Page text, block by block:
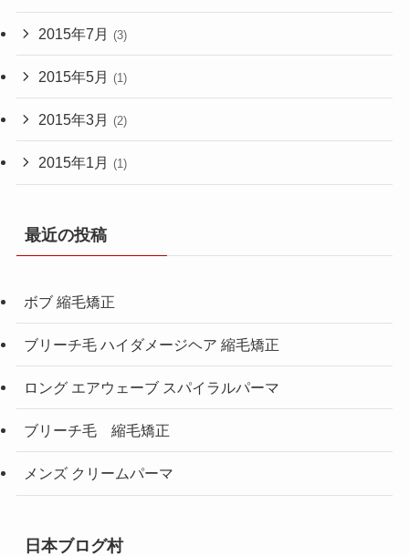
2015年7月 (3)
2015年5月 (1)
2015年3月 (2)
2015年1月 (1)
最近の投稿
ボブ 縮毛矯正
ブリーチ毛 ハイダメージヘア 縮毛矯正
ロング エアウェーブ スパイラルパーマ
ブリーチ毛 縮毛矯正
メンズ クリームパーマ
日本ブログ村